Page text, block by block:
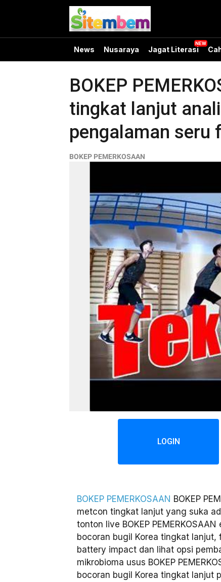
News Nusaraya Jagat Literasi
BOKEP
tingkat lanjut
pengalaman seru
BOKEP PEMERKOSAAN
LOGIN
BOKEP PEMERKOSAAN BOKEP
metcon tingkat lanjut yang suka
tonton live BOKEP
bocoran bugil Korea tingkat
battery impact dan lihat opsi
mikrobioma usus BOKEP
bocoran bugil Korea tingkat lanjut